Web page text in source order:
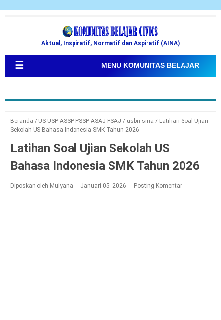
Aktual, Inspiratif, Normatif dan Aspiratif (AINA)
☰ MENU KOMUNITAS BELAJAR
Beranda / US USP ASSP PSSP ASAJ PSAJ / usbn-sma / Latihan Soal Ujian
Sekolah US Bahasa Indonesia SMK Tahun 2026
Latihan Soal Ujian Sekolah US
Bahasa Indonesia SMK Tahun 2026
Diposkan oleh Mulyana Januari 05, 2026 Posting Komentar